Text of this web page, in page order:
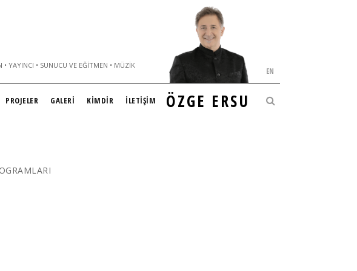
YAYINCI • SUNUCU VE EĞITMEN • MÜZIK
ÖZGE ERSU
EN
PROJELER GALERİ KİMDİR İLETİŞİM